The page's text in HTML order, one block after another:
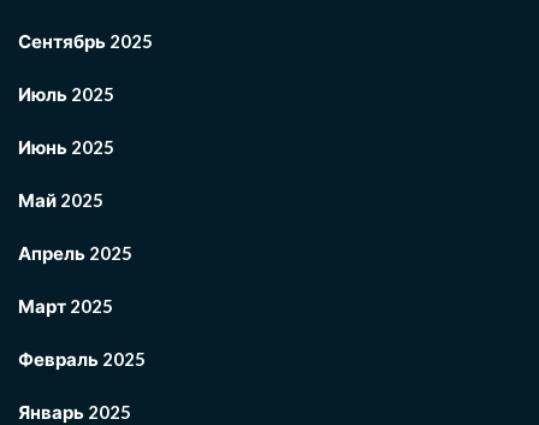
Сентябрь 2025
Июль 2025
Июнь 2025
Май 2025
Апрель 2025
Март 2025
Февраль 2025
Январь 2025